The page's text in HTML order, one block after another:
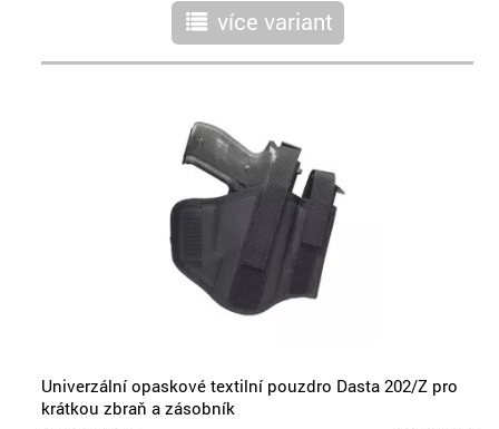
r více variant
Univerzální opaskové textilní pouzdro Dasta 202/Z pro
krátkou zbraň a zásobník